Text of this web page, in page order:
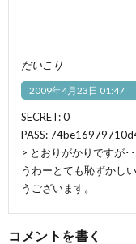
だいこり
2009年4月23日 01:47
SECRET: 0
PASS:
> とおりがかりですが･
うわーとても恥ずかし
うございます。
コメントを書く